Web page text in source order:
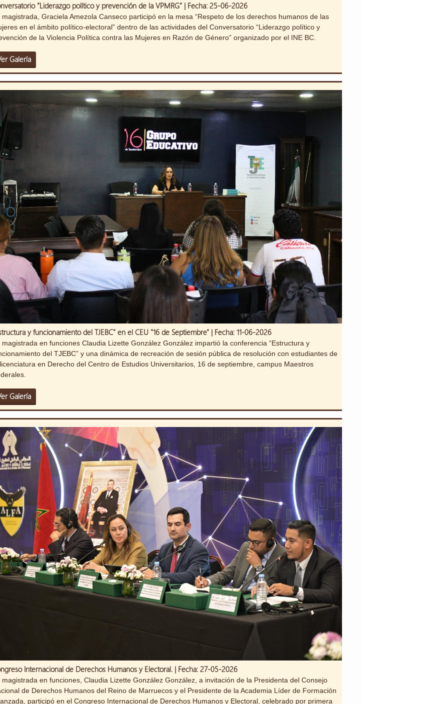
“Liderazgo político y prevención de la VPMRG” | Fecha: 25-06-2026
magistrada, Graciela Amezola Canseco participó en la mesa “Respeto de los derechos humanos de las
en el ámbito político-electoral” dentro de las actividades del Conversatorio “Liderazgo político y
de la Violencia Política contra las Mujeres en Razón de Género” organizado por el INE BC.
Galería
y funcionamiento del TJEBC" en el CEU "16 de Septiembre" | Fecha: 11-06-2026
magistrada en funciones Claudia Lizette González González impartió la conferencia “Estructura y
del TJEBC” y una dinámica de recreación de sesión pública de resolución con estudiantes de
en Derecho del Centro de Estudios Universitarios, 16 de septiembre, campus Maestros
Galería
Internacional de Derechos Humanos y Electoral. | Fecha: 27-05-2026
magistrada en funciones, Claudia Lizette González González, a invitación de la Presidenta del Consejo
de Derechos Humanos del Reino de Marruecos y el Presidente de la Academia Líder de Formación
participó en el Congreso Internacional de Derechos Humanos y Electoral, celebrado por primera